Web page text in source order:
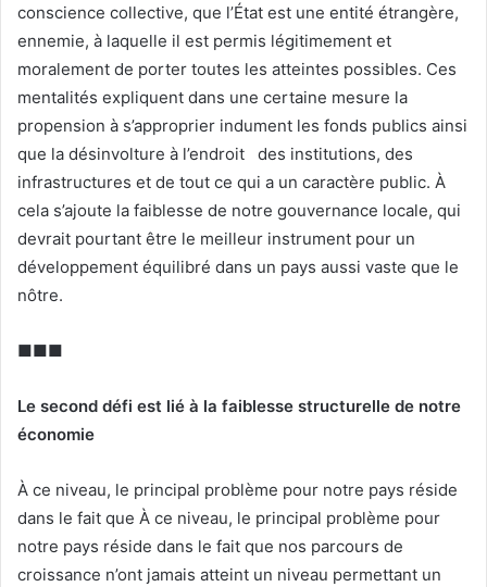
conscience collective, que l’État est une entité étrangère,
ennemie, à laquelle il est permis légitimement et
moralement de porter toutes les atteintes possibles. Ces
mentalités expliquent dans une certaine mesure la
propension à s’approprier indument les fonds publics ainsi
que la désinvolture à l’endroit des institutions, des
infrastructures et de tout ce qui a un caractère public. À
cela s’ajoute la faiblesse de notre gouvernance locale, qui
devrait pourtant être le meilleur instrument pour un
développement équilibré dans un pays aussi vaste que le
nôtre.
■■■
Le second défi est lié à la faiblesse structurelle de notre
économie
À ce niveau, le principal problème pour notre pays réside
dans le fait que À ce niveau, le principal problème pour
notre pays réside dans le fait que nos parcours de
croissance n’ont jamais atteint un niveau permettant un